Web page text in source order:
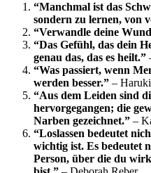
“Manchmal ist das
sondern zu lernen, von
“Verwandle deine
“Das Gefühl, das dein
genau das, das es heilt.”
“Was passiert, wenn
werden besser.” –
“Aus dem Leiden sind
hervorgegangen; die
Narben gezeichnet.” –
“Loslassen bedeutet
wichtig ist. Es bedeutet
Person, über die du